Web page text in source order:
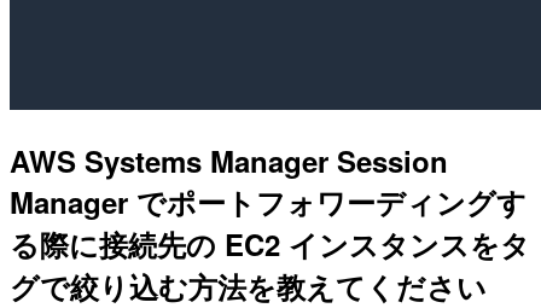
AWS Systems Manager Session
Manager でポートフォワーディングす
る際に接続先の EC2 インスタンスをタ
グで絞り込む方法を教えてください